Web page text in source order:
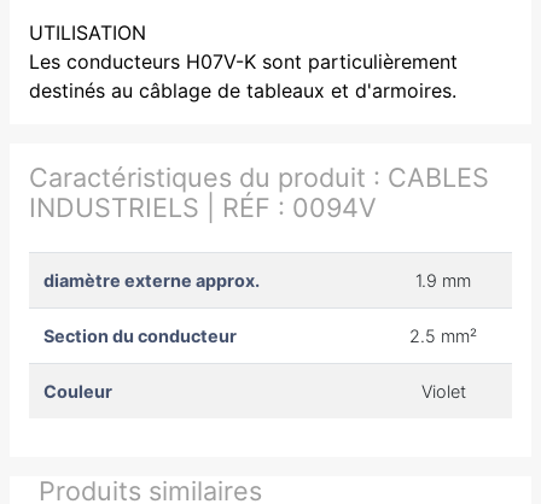
UTILISATION
Les conducteurs H07V-K sont particulièrement
destinés au câblage de tableaux et d'armoires.
Caractéristiques du produit : CABLES
INDUSTRIELS | RÉF : 0094V
diamètre externe approx. 1.9 mm
Section du conducteur 2.5 mm²
Couleur Violet
Produits similaires